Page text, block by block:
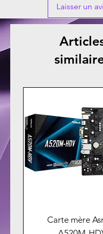
Laisser un
Carte mère